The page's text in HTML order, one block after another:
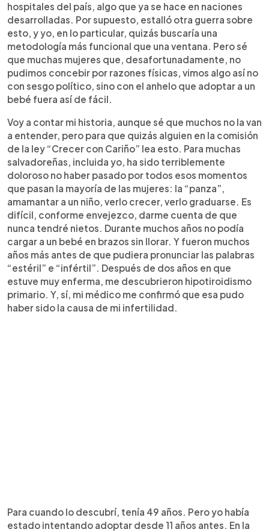
hospitales del país, algo que ya se hace en naciones
desarrolladas. Por supuesto, estalló otra guerra sobre
esto, y yo, en lo particular, quizás buscaría una
metodología más funcional que una ventana. Pero sé
que muchas mujeres que, desafortunadamente, no
pudimos concebir por razones físicas, vimos algo así no
con sesgo político, sino con el anhelo que adoptar a un
bebé fuera así de fácil.
Voy a contar mi historia, aunque sé que muchos no la van
a entender, pero para que quizás alguien en la comisión
de la ley “Crecer con Cariño” lea esto. Para muchas
salvadoreñas, incluida yo, ha sido terriblemente
doloroso no haber pasado por todos esos momentos
que pasan la mayoría de las mujeres: la “panza”,
amamantar a un niño, verlo crecer, verlo graduarse. Es
difícil, conforme envejezco, darme cuenta de que
nunca tendré nietos. Durante muchos años no podía
cargar a un bebé en brazos sin llorar. Y fueron muchos
años más antes de que pudiera pronunciar las palabras
“estéril” e “infértil”. Después de dos años en que
estuve muy enferma, me descubrieron hipotiroidismo
primario. Y, sí, mi médico me confirmó que esa pudo
haber sido la causa de mi infertilidad.
Para cuando lo descubrí, tenía 49 años. Pero yo había
estado intentando adoptar desde 11 años antes. En la